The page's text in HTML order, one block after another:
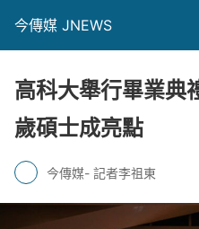
今傳媒 JNEWS
高科大舉行畢業
歲碩士成亮點
今傳媒- 記者李祖東